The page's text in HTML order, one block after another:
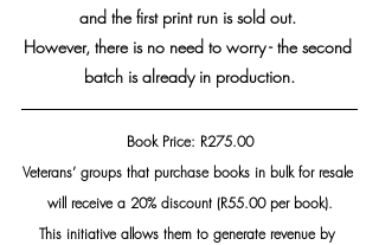
and the first print run is sold out.
However, there is no need to worry - the second
batch is already in production.
Book Price: R275.00
Veterans’ groups that purchase books in bulk for resale
will receive a 20% discount (R55.00 per book).
This initiative allows them to generate revenue by